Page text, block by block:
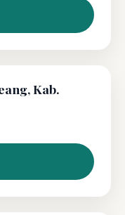
Kab.